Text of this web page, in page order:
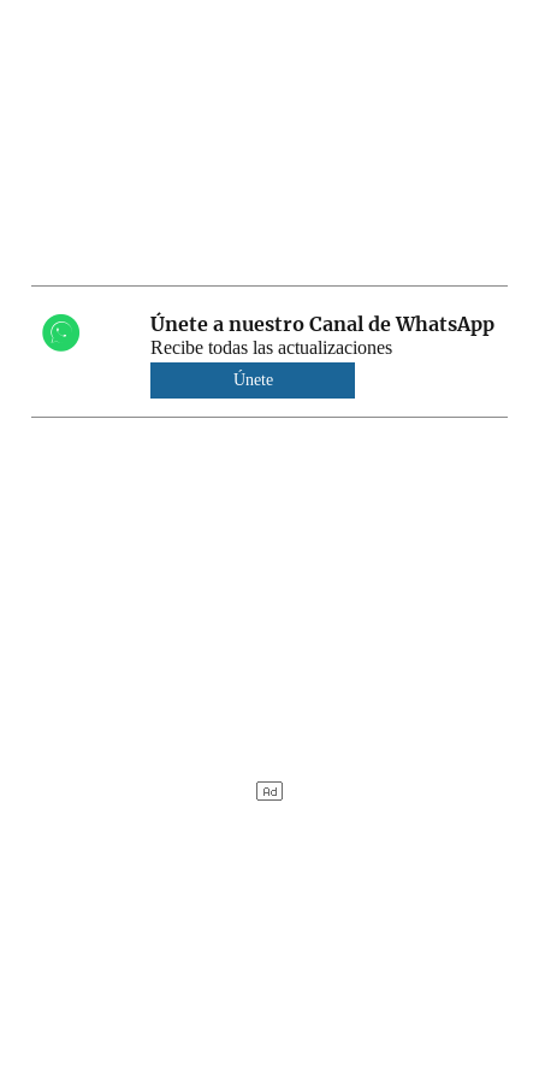
Únete a nuestro Canal de WhatsApp
Recibe todas las actualizaciones
Únete